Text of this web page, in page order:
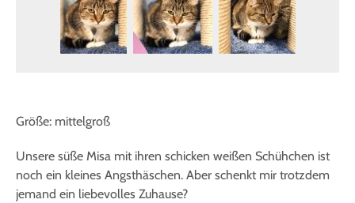
Größe: mittelgroß
Unsere süße Misa mit ihren schicken weißen Schühchen ist
noch ein kleines Angsthäschen. Aber schenkt mir trotzdem
jemand ein liebevolles Zuhause?